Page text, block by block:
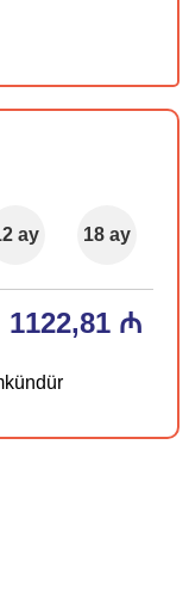
ay 18 ay
1122,81 ₼